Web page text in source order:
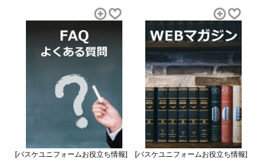
[バスケユニフォームお役立ち情報]
[バスケユニフォームお役立ち情報]